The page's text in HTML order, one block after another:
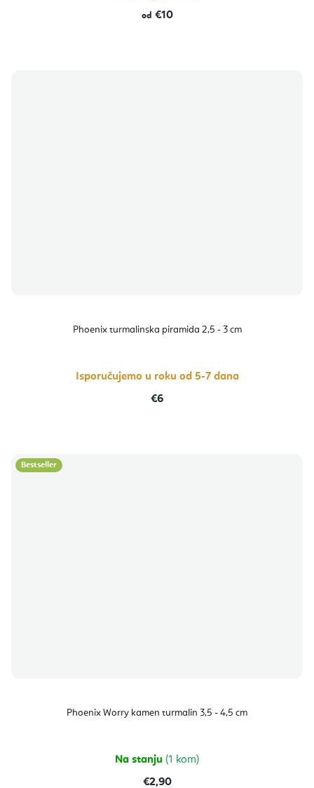
od €10
Phoenix turmalinska piramida 2,5 - 3 cm
Isporučujemo u roku od 5-7 dana
€6
Bestseller
Phoenix Worry kamen turmalin 3,5 - 4,5 cm
Na stanju (1 kom)
€2,90